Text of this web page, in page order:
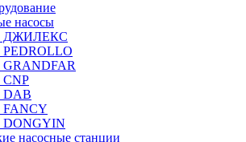
насосы
ДЖИЛЕКС
PEDROLLO
GRANDFAR
CNP
DAB
FANCY
DONGYIN
насосные станции